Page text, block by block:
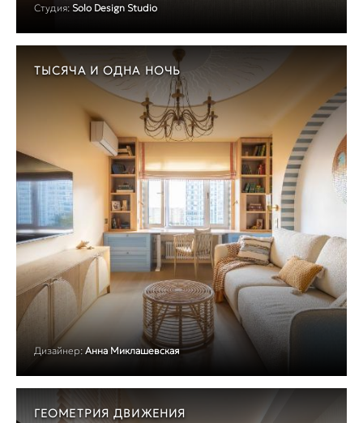
Студия: Solo Design Studio
ТЫСЯЧА И ОДНА НОЧЬ
Дизайнер: Анна Миклашевская
ГЕОМЕТРИЯ ДВИЖЕНИЯ